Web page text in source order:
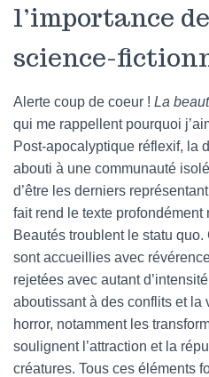
l’importance
science-
Alerte coup de coeur ! La
qui me rappellent pourquoi
Post-apocalyptique réflexif, la
abouti à une communauté
d’être les derniers
fait rend le texte profondément
Beautés troublent le statu
sont accueillies avec
rejetées avec autant
aboutissant à des conflits et la
horror, notamment les
soulignent l’attraction et la
créatures. Tous ces éléments